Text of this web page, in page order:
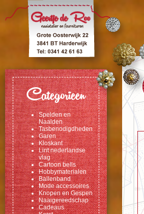
Categorieen
Spelden en
Naalden
Tasbenodigdheden
Garen
Kloskant
Lint nederlandse
vlag
Cartoon bells
Hobbymaterialen
Ballenband
Mode accessoires
Knopen en Gespen
Naaigereedschap
Cadeaus